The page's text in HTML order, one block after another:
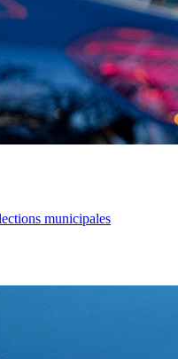
municipales